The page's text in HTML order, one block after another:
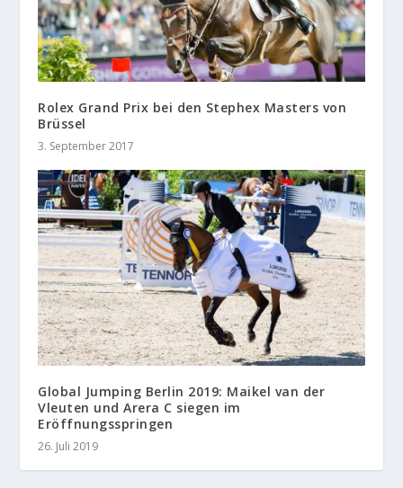
Rolex Grand Prix bei den Stephex Masters von
Brüssel
3. September 2017
Global Jumping Berlin 2019: Maikel van der
Vleuten und Arera C siegen im
Eröffnungsspringen
26. Juli 2019